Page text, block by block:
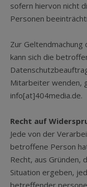
sofern hiervon nicht
Personen
Zur
kann sich die
Mitarbeiter wenden,
info[at]404media.de.
Recht auf
Jede von der
betroffene Person
Recht, aus Gründen,
Situation ergeben,
betreffender